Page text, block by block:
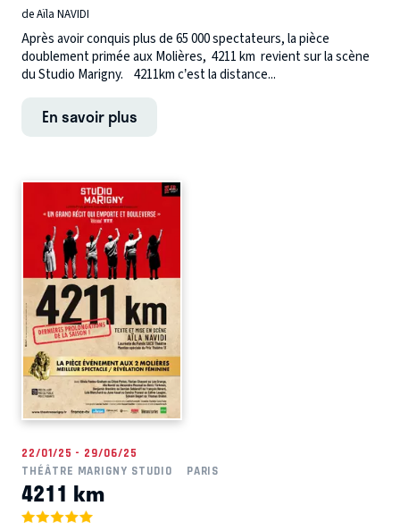
de Aïla NAVIDI
Après avoir conquis plus de 65 000 spectateurs, la pièce
doublement primée aux Molières, 4211 km revient sur la scène
du Studio Marigny. 4211km c’est la distance...
En savoir plus
22/01/25 - 29/06/25
THÉÂTRE MARIGNY STUDIO
PARIS
4211 km